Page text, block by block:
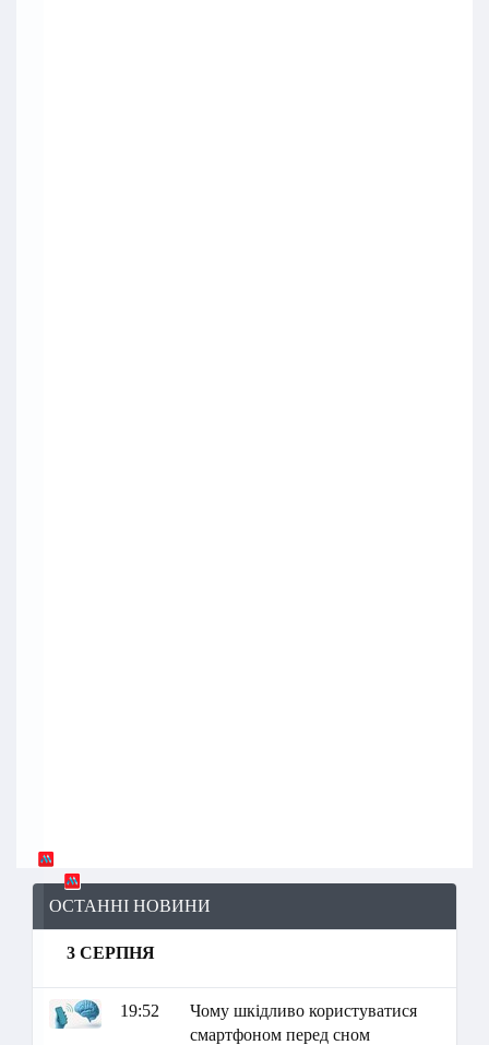
ОСТАННІ НОВИНИ
3 СЕРПНЯ
19:52
Чому шкідливо користуватися
смартфоном перед сном